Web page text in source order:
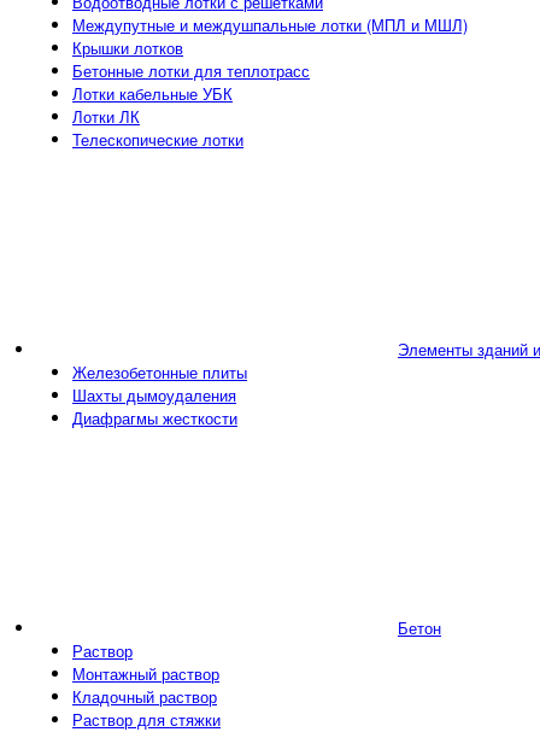
Междупутные и междушпальные лотки (МПЛ и МШЛ)
Крышки лотков
Бетонные лотки для теплотрасс
Лотки кабельные УБК
Лотки ЛК
Телескопические лотки
Элементы зданий
Железобетонные плиты
Шахты дымоудаления
Диафрагмы жесткости
Бетон
Раствор
Монтажный раствор
Кладочный раствор
Раствор для стяжки